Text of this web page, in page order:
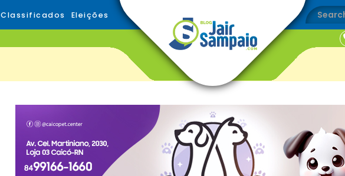
Classificados Eleições